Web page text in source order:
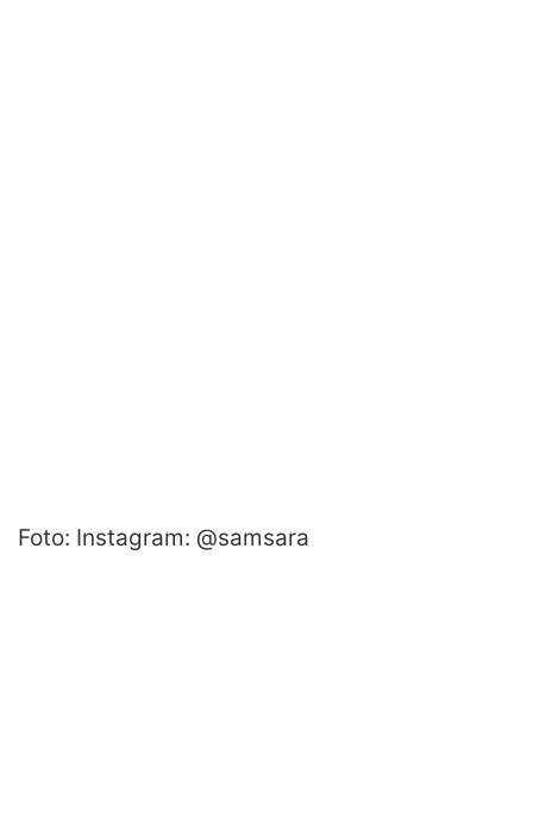
Foto: Instagram: @samsara